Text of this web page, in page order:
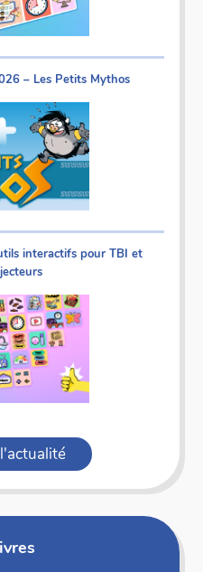
– Les Petits Mythos
interactifs pour TBI et